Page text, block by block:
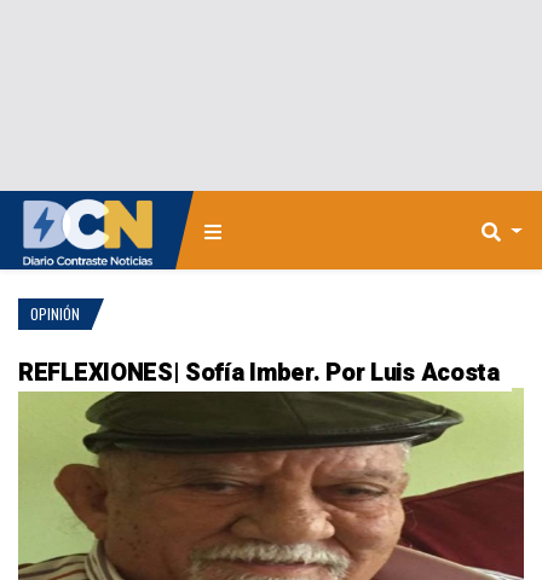
OPINIÓN
REFLEXIONES| Sofía Imber. Por Luis Acosta